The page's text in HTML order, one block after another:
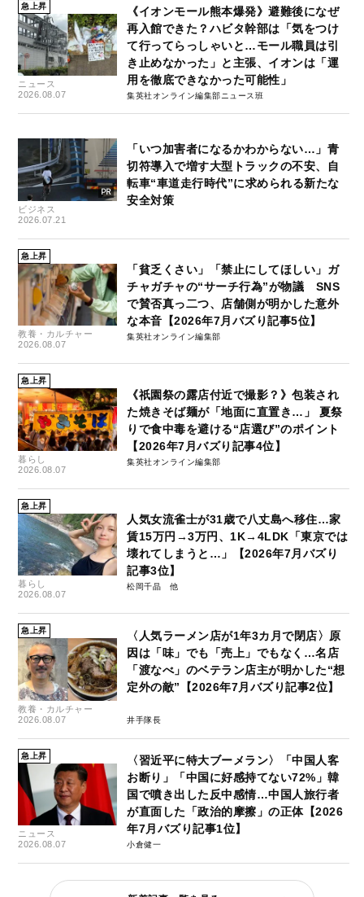
急上昇
ニュース
2026.08.07
《イオンモール熊本爆発》避難後になぜ
再入館できた？ハビタ幹部は「気をつけ
て行ってらっしゃいと…モール職員は引
き止めなかった」と主張、イオンは「運
用を徹底できなかった可能性」
集英社オンライン編集部ニュース班
ビジネス
2026.07.21
「いつ加害者になるかわからない…」青
切符導入で増す大型トラックの不安、自
転車“車道走行時代”に求められる新たな
安全対策
急上昇
教養・カルチャー
2026.08.07
「貧乏くさい」「禁止にしてほしい」ガ
チャガチャの“サーチ行為”が物議 SNS
で賛否真っ二つ、店舗側が明かした意外
な本音【2026年7月バズり記事5位】
集英社オンライン編集部
急上昇
暮らし
2026.08.07
《祇園祭の露店付近で撮影？》包装され
た焼きそば麺が「地面に直置き…」 夏祭
りで食中毒を避ける“店選び”のポイント
【2026年7月バズり記事4位】
集英社オンライン編集部
急上昇
暮らし
2026.08.07
人気女流雀士が31歳で八丈島へ移住…家
賃15万円→3万円、1K→4LDK「東京では
壊れてしまうと…」【2026年7月バズり
記事3位】
松岡千晶
急上昇
教養・カルチャー
2026.08.07
〈人気ラーメン店が1年3カ月で閉店〉原
因は「味」でも「売上」でもなく…名店
「渡なべ」のベテラン店主が明かした“想
定外の敵”【2026年7月バズり記事2位】
井手隊長
急上昇
ニュース
2026.08.07
〈習近平に特大ブーメラン〉「中国人客
お断り」「中国に好感持てない72%」韓
国で噴き出した反中感情…中国人旅行者
が直面した「政治的摩擦」の正体【2026
年7月バズり記事1位】
小倉健一